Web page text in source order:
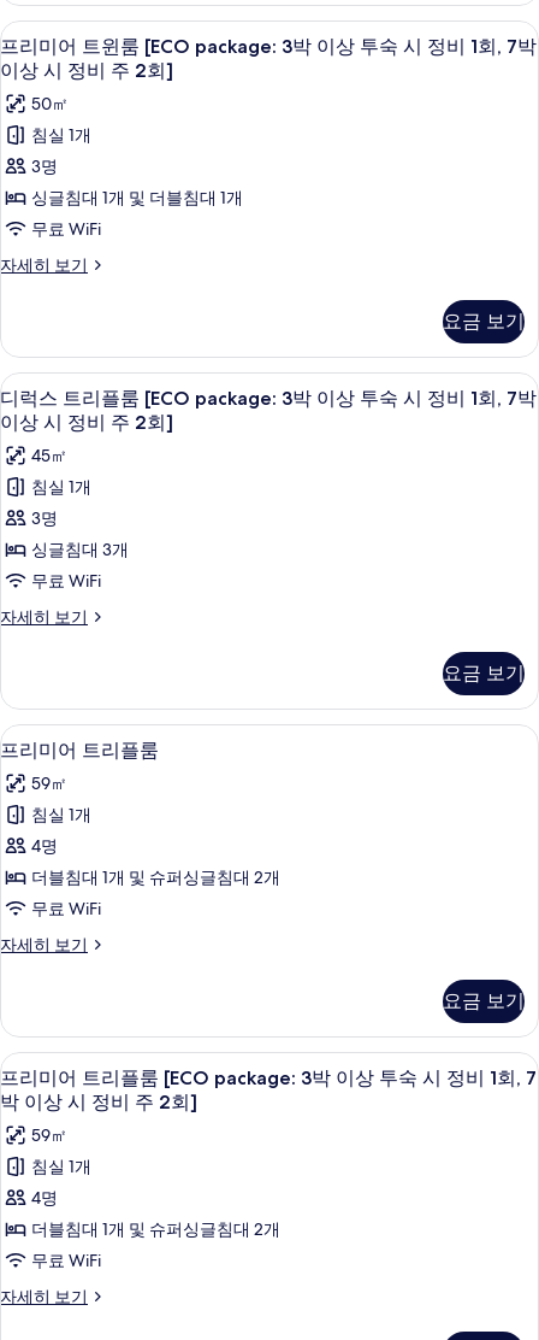
진
모
두
보
기
보
기
이
상
투
숙
시
정
비
1
회,
이
상
시
정
비
주
2
회]
진
두
보
기
윈
룸
[ECO
package:
3
박
이
상
투
시
정
비
7
이
상
시
정
비
주
2
회]
자
세
히
보
프
리
미
어
트
윈
룸
[ECO
package:
박
이
상
투
숙
시
정
비
1
회,
이
상
시
정
비
주
2
회]
사
모
두
보
기
고급 침구, 객실 내 금고, 책상, 암막 커튼
4
프리미어 트윈룸 [ECO package: 3박 이상 투숙 시 정비 1회, 7박
이상 시 정비 주 2회]
50㎡
침실 1개
3명
싱글침대 1개 및 더블침대 1개
무료 WiFi
자세히 보기
프
트
윈
룸
[ECO
package:
3
박
이
상
투
시
정
비
7
이
상
시
정
비
주
2
자
세
히
요금 보기
디
럭
스
트
리
플
룸
[ECO
package:
박
이
상
투
숙
시
정
비
1
박
이
상
시
정
비
주
2
회]
사
고급 침구, 객실 내 금고, 책상, 암막 커튼
5
디럭스 트리플룸 [ECO package: 3박 이상 투숙 시 정비 1회, 7박
이상 시 정비 주 2회]
45㎡
침실 1개
3명
싱글침대 3개
무료 WiFi
자세히 보기
디
리
플
룸
[ECO
package:
3
박
이
상
투
숙
시
회,
박
이
상
시
정
비
주
2
자
세
히
요금 보기
프
리
미
어
트
리
룸
진
모
두
보
기
고급 침구, 객실 내 금고, 책상, 암막 커튼
6
프리미어 트리플룸
59㎡
침실 1개
4명
더블침대 1개 및 슈퍼싱글침대 2개
무료 WiFi
자세히 보기
프
트
리
플
룸
자
세
히
보
기
요금 보기
프
리
미
어
트
리
플
룸
고급 침구, 객실 내 금고, 책상, 암막 커튼
6
프리미어 트리플룸 [ECO package: 3박 이상 투숙 시 정비 1회, 7
박 이상 시 정비 주 2회]
59㎡
침실 1개
4명
더블침대 1개 및 슈퍼싱글침대 2개
무료 WiFi
자세히 보기
프